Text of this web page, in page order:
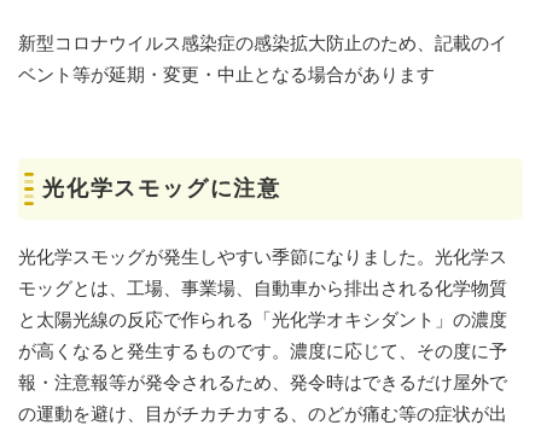
新型コロナウイルス感染症の感染拡大防止のため、記載のイ
ベント等が延期・変更・中止となる場合があります
光化学スモッグに注意
光化学スモッグが発生しやすい季節になりました。光化学ス
モッグとは、工場、事業場、自動車から排出される化学物質
と太陽光線の反応で作られる「光化学オキシダント」の濃度
が高くなると発生するものです。濃度に応じて、その度に予
報・注意報等が発令されるため、発令時はできるだけ屋外で
の運動を避け、目がチカチカする、のどが痛む等の症状が出